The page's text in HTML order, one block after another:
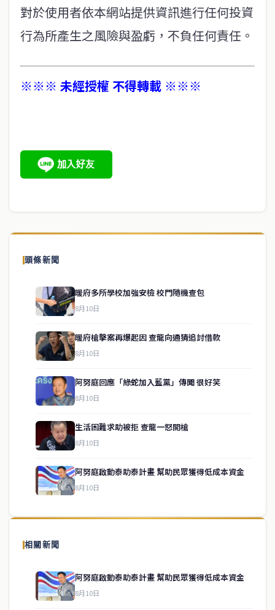
對於使用者依本網站提供資訊進行任何投資
行為所產生之風險與盈虧，不負任何責任。
※※※ 未經授權 不得轉載 ※※※
頭條新聞
暖府多所學校加強安檢 校門隨機查包
8月10日
暖府槍擊案再爆起因 查龍向通猜追討借款
8月10日
阿努庭回應「綠蛇加入藍黨」傳聞 很好笑
8月10日
生活困難求助被拒 查龍一怒開槍
8月10日
阿努庭啟動泰助泰計畫 幫助民眾獲得低成本資金
8月10日
相關新聞
阿努庭啟動泰助泰計畫 幫助民眾獲得低成本資金
8月10日
關於我們
泰國中文新聞（TCN）是一家總部設於曼谷的中文新聞媒體，致力於
供即時、客觀、多元的中文新聞內容。
service@thaichinesenews.com